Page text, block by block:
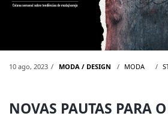
10 ago, 2023 MODA / DESIGN MODA
NOVAS PAUTAS PARA